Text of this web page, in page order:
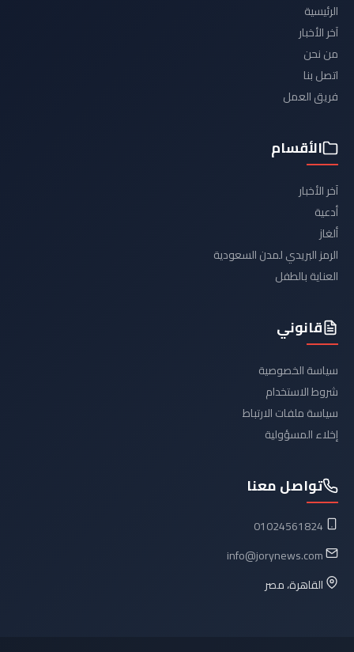
الرئيسية
آخر الأخبار
من نحن
اتصل بنا
فريق العمل
الأقسام
آخر الأخبار
أدعية
ألغاز
الرمز البريدي لمدن السعودية
العناية بالطفل
قانوني
سياسة الخصوصية
شروط الاستخدام
سياسة ملفات الارتباط
إخلاء المسؤولية
تواصل معنا
01024561824
info@jorynews.com
القاهرة، مصر